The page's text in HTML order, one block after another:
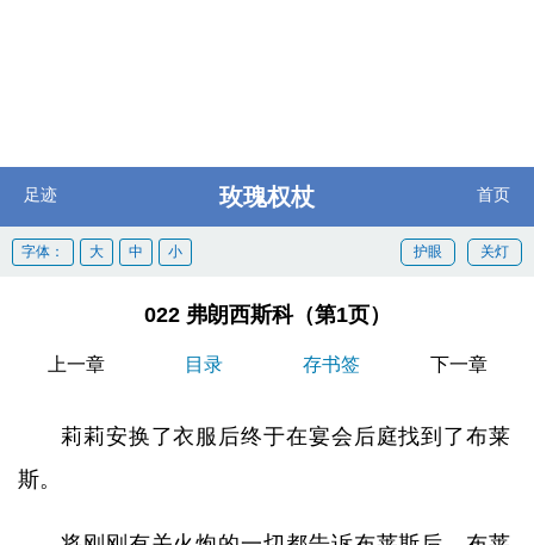
足迹 玫瑰权杖 首页
关灯
护眼
字体： 大 中 小
022 弗朗西斯科（第1页）
上一章 目录 存书签 下一章
莉莉安换了衣服后终于在宴会后庭找到了布莱
斯。